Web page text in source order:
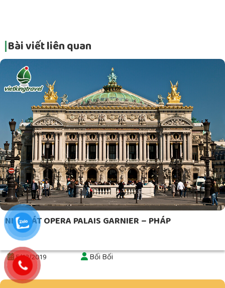
Bài viết liên quan
NHÀ HÁT OPERA PALAIS GARNIER – PHÁP
5/12/2019 Bối Bối